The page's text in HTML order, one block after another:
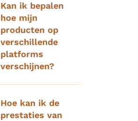
Kan ik bepalen
hoe mijn
producten op
verschillende
platforms
verschijnen?
Hoe kan ik de
prestaties van